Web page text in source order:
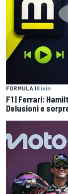
FORMULA 16 min
F1 | Ferrari:
Delusioni e